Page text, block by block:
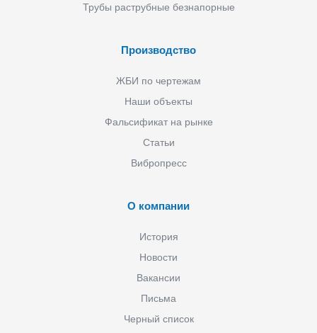
Трубы раструбные безнапорные
Производство
ЖБИ по чертежам
Наши объекты
Фальсификат на рынке
Статьи
Вибропресс
О компании
История
Новости
Вакансии
Письма
Черный список